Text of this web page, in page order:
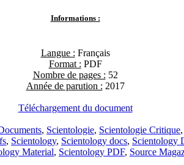
Informations :
Langue : Français
Format : PDF
Nombre de pages : 52
Année de parution : 2017
Téléchargement du document
, Scientologie, Scientologie Critique,
, Scientology, Scientology docs, Scientology
Material, Scientology PDF, Source